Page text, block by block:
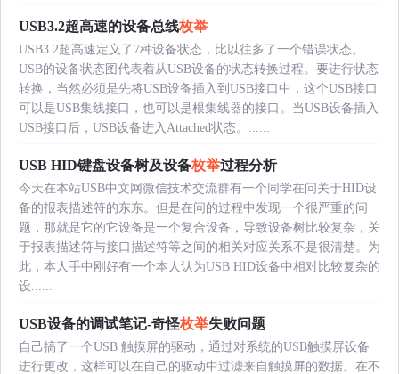
USB3.2超高速的设备总线枚举
USB3.2超高速定义了7种设备状态，比以往多了一个错误状态。
USB的设备状态图代表着从USB设备的状态转换过程。要进行状态
转换，当然必须是先将USB设备插入到USB接口中，这个USB接口
可以是USB集线接口，也可以是根集线器的接口。当USB设备插入
USB接口后，USB设备进入Attached状态。......
USB HID键盘设备树及设备枚举过程分析
今天在本站USB中文网微信技术交流群有一个同学在问关于HID设
备的报表描述符的东东。但是在问的过程中发现一个很严重的问
题，那就是它的它设备是一个复合设备，导致设备树比较复杂，关
于报表描述符与接口描述符等之间的相关对应关系不是很清楚。为
此，本人手中刚好有一个本人认为USB HID设备中相对比较复杂的
设......
USB设备的调试笔记-奇怪枚举失败问题
自己搞了一个USB 触摸屏的驱动，通过对系统的USB触摸屏设备
进行更改，这样可以在自己的驱动中过滤来自触摸屏的数据。在不